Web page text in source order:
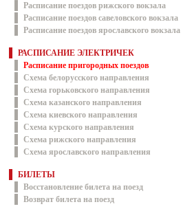
Расписание поездов рижского вокзала
Расписание поездов савеловского вокзала
Расписание поездов ярославского вокзала
РАСПИСАНИЕ ЭЛЕКТРИЧЕК
Расписание пригородных поездов
Схема белорусского направления
Схема горьковского направления
Схема казанского направления
Схема киевского направления
Схема курского направления
Схема рижского направления
Схема ярославского направления
БИЛЕТЫ
Восстановление билета на поезд
Возврат билета на поезд